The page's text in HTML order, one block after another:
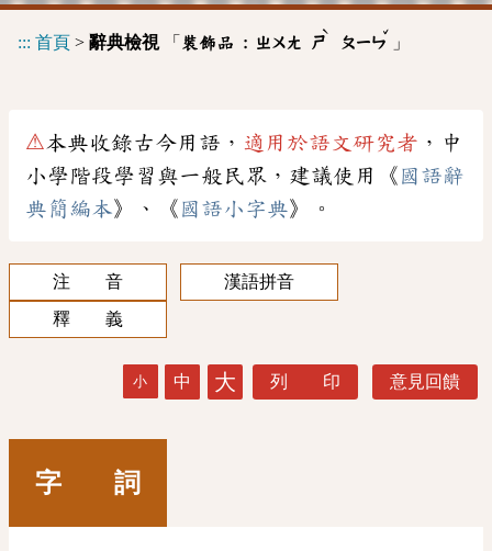
::: 首頁 > 辭典檢視「 裝飾品 : ㄓㄨㄤ ㄕ
ˋ
ㄆㄧㄣ
ˇ
」
⚠本典收錄古今用語， 適用於語文研究者 ，中
小學階段學習與一般民眾，建議使用《 國語辭
典簡編本》、《 國語小字典》。
注 音
漢語拼音
釋 義
小 中 大 列 印 意見回饋
字 詞